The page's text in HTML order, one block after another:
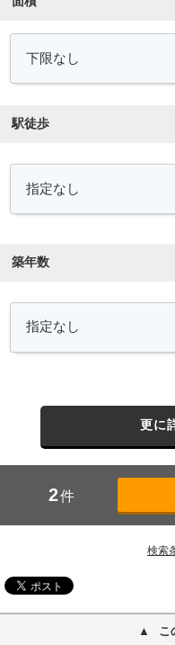
駅徒歩
築年数
更に
2件
検索
こ